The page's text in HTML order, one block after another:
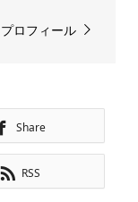
プロフィール
Share
RSS